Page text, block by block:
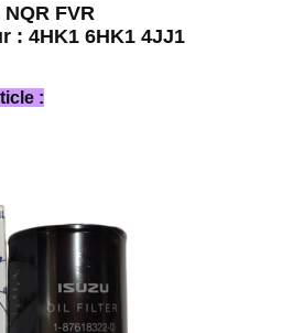
FVR
: 4HK1 6HK1 4JJ1
: